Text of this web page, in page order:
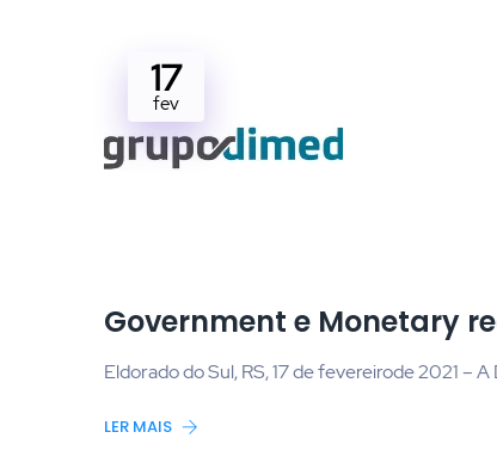
17
fev
Government e Monetary
Eldorado do Sul, RS, 17 de fevereirode 2021 –
LER MAIS